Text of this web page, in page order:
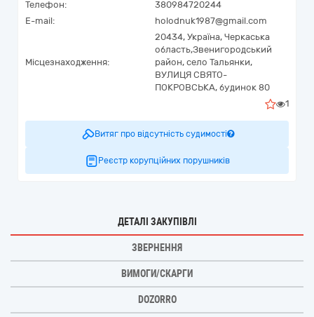
Телефон:
380984720244
E-mail:
holodnuk1987@gmail.com
Місцезнаходження:
20434, Україна, Черкаська
область,Звенигородський
район, село Тальянки,
ВУЛИЦЯ СВЯТО-
ПОКРОВСЬКА, будинок 80
1
Витяг про відсутність судимості
Реєстр корупційних порушників
ДЕТАЛІ ЗАКУПІВЛІ
ЗВЕРНЕННЯ
ВИМОГИ/СКАРГИ
DOZORRO